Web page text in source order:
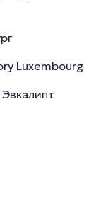
Luxembourg